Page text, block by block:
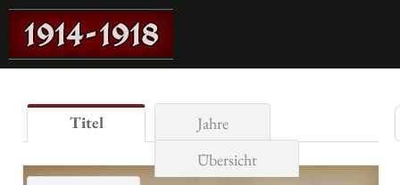
Titel
Jahre
Übersicht